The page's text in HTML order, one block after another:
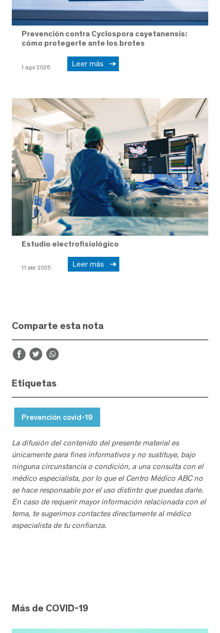
Prevención contra Cyclospora cayetanensis:
cómo protegerte ante los brotes
1 ago 2026 Leer más
Estudio electrofisiológico
11 abr 2025 Leer más
Comparte esta nota
Etiquetas
Prevención covid-19
La difusión del contenido del presente material es
únicamente para fines informativos y no sustituye, bajo
ninguna circunstancia o condición, a una consulta con el
médico especialista, por lo que el Centro Médico ABC no
se hace responsable por el uso distinto que puedas darle.
En caso de requerir mayor información relacionada con el
tema, te sugerimos contactes directamente al médico
especialista de tu confianza.
Más de COVID-19